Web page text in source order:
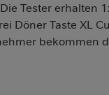
Tester erhalten
Döner Taste XL
bekommen